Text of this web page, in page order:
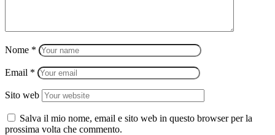
Nome *
Email *
Sito web
Salva il mio nome, email e sito web in questo browser per la
prossima volta che commento.